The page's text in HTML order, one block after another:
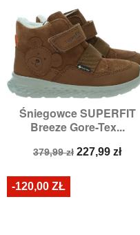
Śniegowce SUPERFIT
Breeze Gore-Tex...
Cena
379,99 zł Cena
227,99 zł
-120,00 ZŁ